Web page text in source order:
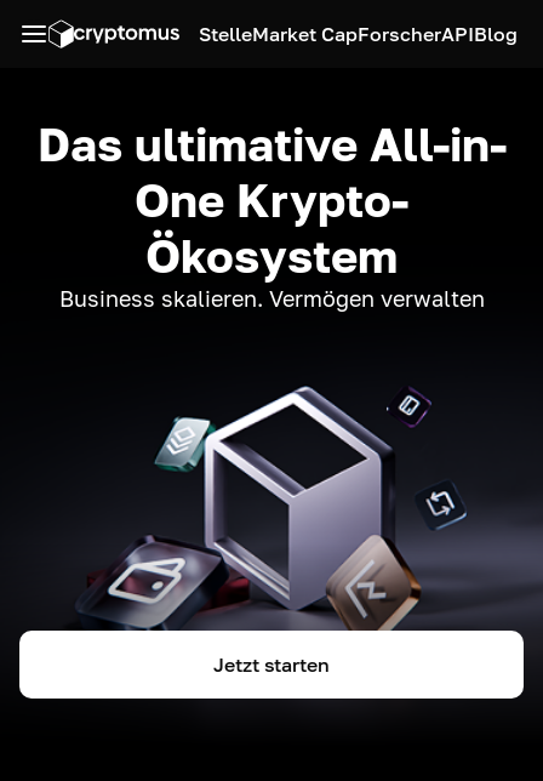
StelleMarket CapForscherAPIBlog
Das ultimative All-in-
One Krypto-
Ökosystem
Business skalieren. Vermögen verwalten
Jetzt starten